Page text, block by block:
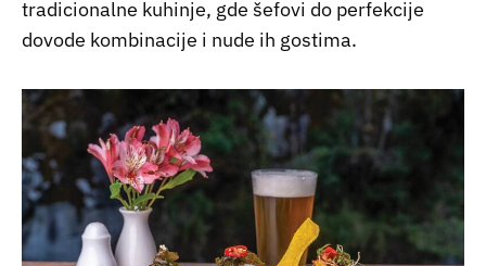
tradicionalne kuhinje, gde šefovi do perfekcije
dovode kombinacije i nude ih gostima.